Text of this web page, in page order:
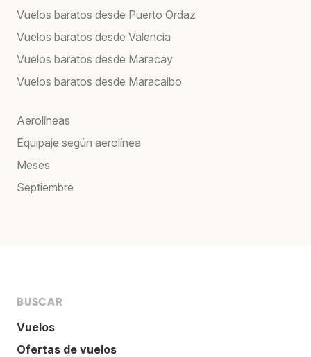
Vuelos baratos desde Puerto Ordaz
Vuelos baratos desde Valencia
Vuelos baratos desde Maracay
Vuelos baratos desde Maracaibo
Aerolíneas
Equipaje según aerolínea
Meses
Septiembre
BUSCAR
Vuelos
Ofertas de vuelos